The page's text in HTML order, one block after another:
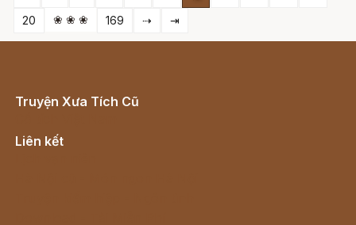
20
❀ ❀ ❀ 169 ⇢ ⇥
Truyện Xưa Tích Cũ
Liên kết